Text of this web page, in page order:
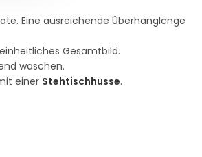
Eine ausreichende Überhanglänge
Gesamtbild.
waschen.
einer Stehtischhusse.